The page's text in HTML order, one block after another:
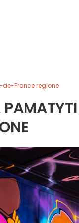
de-France regione
PAMATYTI